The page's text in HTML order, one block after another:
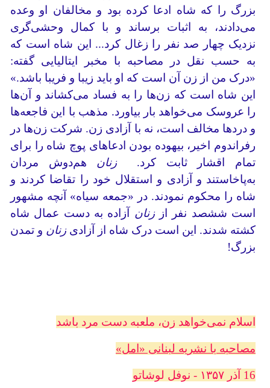
بزرگ را که شاه ادعا کرده بود و مخالفان او وعده
می‌دادند، به اثبات برساند و با کمال وحشی‌گری
نزدیک چهار صد نفر را زغال کرد... این شاه است که
به حسب نقل در مصاحبه با مخبر ایتالیایی گفته:
«درک من از زن آن است که او باید زیبا و فریبا باشد.»
این شاه است که زن‌ها را به فساد می‌کشاند و آن‌ها
را عروسک می‌خواهد بار بیاورد. مذهب با این فاجعه‌ها
و دردها مخالف است، نه با آزادی زن. شرکت زن‌ها در
رفراندوم اخیر، بیهوده بودن ادعاهای پوچ شاه را برای
تمام اقشار ثابت کرد. زنان هم‌دوش مردان
به‌پاخاستند و آزادی و استقلال خود را تقاضا کردند و
شاه را محکوم نمودند. در «جمعه سیاه» آنچه مشهور
است ششصد نفر اززنان آزاده به دست عمال شاه
کشته شدند. این است درک شاه از آزادی زنان و تمدن
بزرگ!
اسلام نمی‌خواهد زن، ملعبه دست مرد باشد
مصاحبه با نشریه لبنانی «امل»
16 آذر ۱۳۵۷ - نوفل لوشاتو